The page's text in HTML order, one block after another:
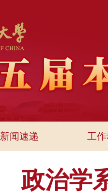
新闻速递 工
政治学